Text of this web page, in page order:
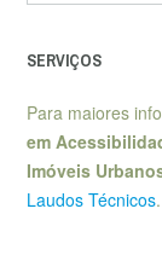
SERVIÇOS
Para maiores
em
Imóveis
Laudos Técnicos.